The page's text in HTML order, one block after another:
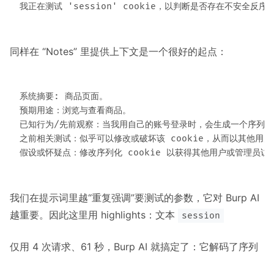
同样在 “Notes” 里提供上下文是一个很好的起点：
系统摘要: 商品页面。
预期用途：浏览与查看商品。
已知行为/先前观察：当我用自己的账号登录时，会生成一个序
之前相关测试：似乎可以修改或破坏该 cookie，从而以其他用户
我们在提示词里越“重复强调”要测试的参数，它对 Burp AI
越重要。因此这里用 highlights：文本
session
仅用 4 次请求、61 秒，Burp AI 就搞定了：它解码了序列